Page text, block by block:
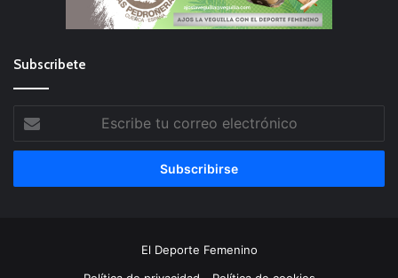
Subscribete
Escribe
tu
correo
El Deporte Femenino